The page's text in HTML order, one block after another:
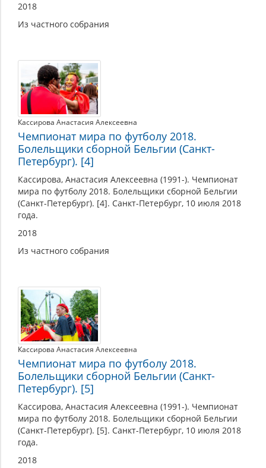
2018
Из частного собрания
Кассирова Анастасия Алексеевна
Чемпионат мира по футболу 2018.
Болельщики сборной Бельгии (Санкт-
Петербург). [4]
Кассирова, Анастасия Алексеевна (1991-). Чемпионат
мира по футболу 2018. Болельщики сборной Бельгии
(Санкт-Петербург). [4]. Санкт-Петербург, 10 июля 2018
года.
2018
Из частного собрания
Кассирова Анастасия Алексеевна
Чемпионат мира по футболу 2018.
Болельщики сборной Бельгии (Санкт-
Петербург). [5]
Кассирова, Анастасия Алексеевна (1991-). Чемпионат
мира по футболу 2018. Болельщики сборной Бельгии
(Санкт-Петербург). [5]. Санкт-Петербург, 10 июля 2018
года.
2018